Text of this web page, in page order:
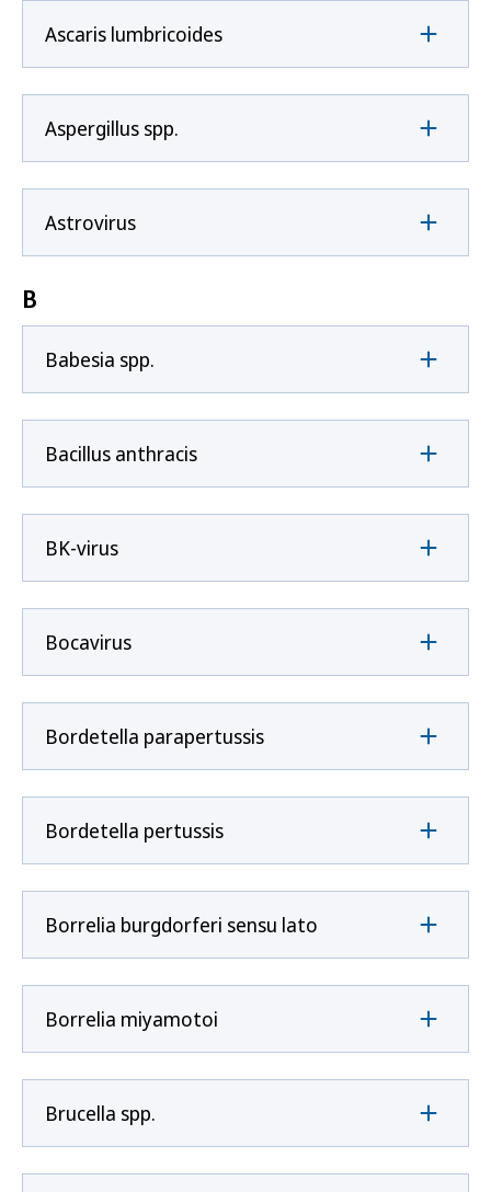
Ascaris lumbricoides
Aspergillus spp.
Astrovirus
B
Babesia spp.
Bacillus anthracis
BK-virus
Bocavirus
Bordetella parapertussis
Bordetella pertussis
Borrelia burgdorferi sensu lato
Borrelia miyamotoi
Brucella spp.